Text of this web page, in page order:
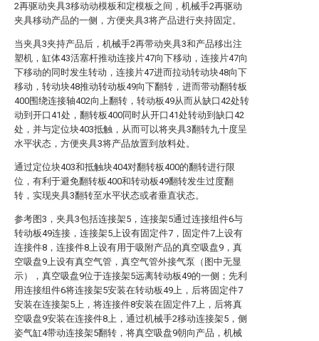
2再驱动夹具3移动动模板和定模板之间，机械手2再驱动
夹具移动产品的一侧，方便夹具3将产品进行夹持固定。
当夹具3夹持产品后，机械手2再带动夹具3和产品移出注
塑机，缸体43活塞杆推动连接片47向下移动，连接片47向
下移动的同时发生转动，连接片47进而拉动转动块48向下
移动，转动块48推动转动板49向下翻转，进而带动翻转板
400围绕连接轴402向上翻转，转动板49从而从缺口42处转
动到开口41处，翻转板400同时从开口41处转动到缺口42
处，并与定位块403抵触，从而可以将夹具3翻转九十度呈
水平状态，方便夹具3将产品放置到放料处。
通过定位块403和抵触块404对翻转板400的翻转进行限
位，有利于避免翻转板400和转动板49翻转发生过度翻
转，实现夹具3翻转至水平状态或者垂直状态。
参考图3，夹具3包括连接架5，连接架5通过连接组件6与
转动板49连接，连接架5上设有固定件7，固定件7上设有
连接件8，连接件8上设有用于吸附产品的真空吸盘9，真
空吸盘9上设有真空气管，真空气管外接气泵（图中无显
示），真空吸盘9位于连接架5远离转动板49的一侧；先利
用连接组件6将连接架5安装在转动板49上，后将固定件7
安装在连接架5上，将连接件8安装在固定件7上，后将真
空吸盘9安装在连接件8上，通过机械手2移动连接架5，侧
姿气缸4带动连接架5翻转，将真空吸盘9朝向产品，机械